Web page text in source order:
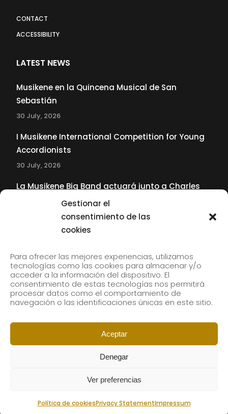
Gestionar el
consentimiento de las
cookies
Para ofrecer las mejores experiencias, utilizamos
tecnologías como las cookies para almacenar y/o
acceder a la información del dispositivo. El
consentimiento de estas tecnologías nos permitirá
procesar datos como el comportamiento de
navegación o las identificaciones únicas en este sitio.
Aceptar
Denegar
Ver preferencias
Política de cookiesPrivacy StatementImpressum
CONTACT
ACCESSIBILITY
LATEST NEWS
Musikene en la Quincena Musical de San
Sebastián
30 July, 2026
I Musikene International Competition for Young
Accordionists
30 July, 2026
La Musikene Big Band actuará junto a Charles
Tolliver en el 61 Jazzaldia
Subscribe to our newsletter to receive our news by
email.